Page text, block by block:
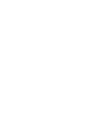
anotó hasta
cuarto, lo